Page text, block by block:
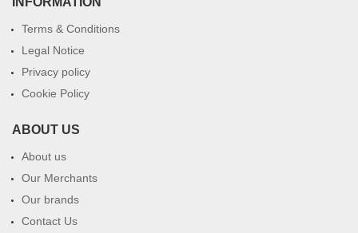
Terms & Conditions
Legal Notice
Privacy policy
Cookie Policy
ABOUT US
About us
Our Merchants
Our brands
Contact Us